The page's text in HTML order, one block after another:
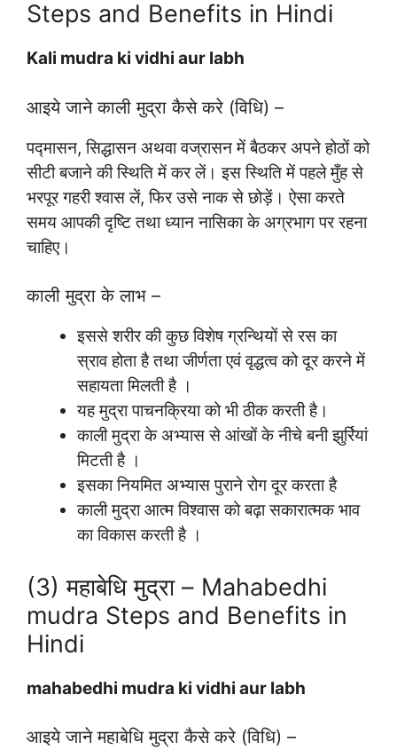
Steps and Benefits in Hindi
Kali mudra ki vidhi aur labh
आइये जाने काली मुद्रा कैसे करे (विधि) –
पद्मासन, सिद्धासन अथवा वज्रासन में बैठकर अपने होठों को
सीटी बजाने की स्थिति में कर लें। इस स्थिति में पहले मुँह से
भरपूर गहरी श्वास लें, फिर उसे नाक से छोड़ें। ऐसा करते
समय आपकी दृष्टि तथा ध्यान नासिका के अग्रभाग पर रहना
चाहिए।
काली मुद्रा के लाभ –
इससे शरीर की कुछ विशेष ग्रन्थियों से रस का
स्राव होता है तथा जीर्णता एवं वृद्धत्व को दूर करने में
सहायता मिलती है ।
यह मुद्रा पाचनक्रिया को भी ठीक करती है।
काली मुद्रा के अभ्यास से आंखों के नीचे बनी झुर्रियां
मिटती है ।
इसका नियमित अभ्यास पुराने रोग दूर करता है
काली मुद्रा आत्म विश्वास को बढ़ा सकारात्मक भाव
का विकास करती है ।
(3) महाबेधि मुद्रा – Mahabedhi
mudra Steps and Benefits in
Hindi
mahabedhi mudra ki vidhi aur labh
आइये जाने महाबेधि मुद्रा कैसे करे (विधि) –